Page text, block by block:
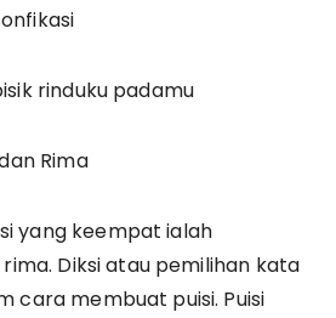
rinduku padamu
Rima
yang keempat ialah
Diksi atau pemilihan kata
cara membuat puisi. Puisi